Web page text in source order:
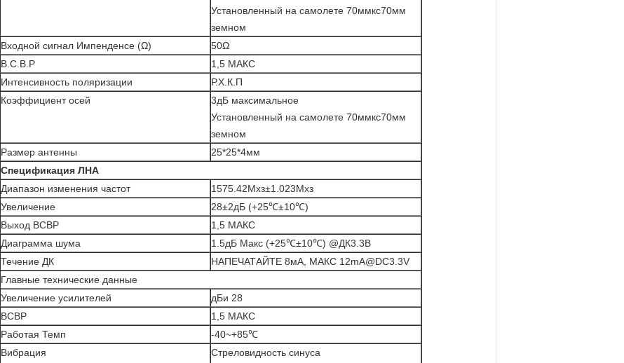
Установленный на самолете 70ммкс70мм
земном
Входной сигнал Импенденсе (Ω)
50Ω
В.С.В.Р
1,5 МАКС
Интенсивность поляризации
Р.Х.К.П
Коэффициент осей
3дБ максимальное
Установленный на самолете 70ммкс70мм
земном
Размер антенны
25*25*4мм
Спецификация ЛНА
Диапазон изменения частот
1575.42Мхз±1.023Мхз
Увеличение
28±2дБ (+25℃±10℃)
Выход ВСВР
1,5 МАКС
Диаграмма шума
1.5дБ Макс (+25℃±10℃) @ДК3.3В
Течение ДК
НАПЕЧАТАЙТЕ 8мА, МАКС 12mA@DC3.3V
Главные технические данные
Увеличение усилителей
дБи 28
ВСВР
1,5 МАКС
Работая Темп
-40~+85℃
Вибрация
Стреловидность синуса